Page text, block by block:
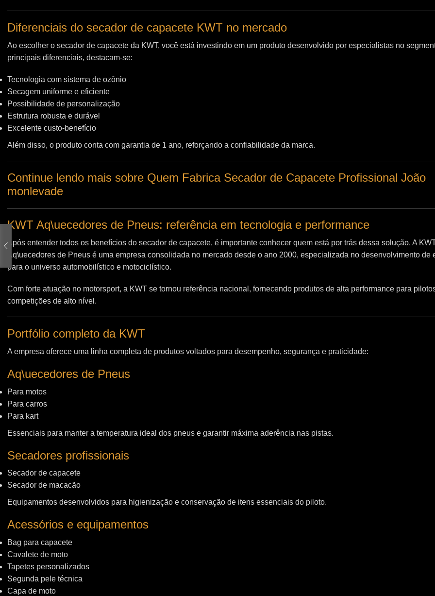
Diferenciais do secador de capacete KWT no mercado
Ao escolher o secador de capacete da KWT, você está investindo em um produto desenvolvido por especialistas no
principais diferenciais, destacam-se:
Tecnologia com sistema de ozônio
Secagem uniforme e eficiente
Possibilidade de personalização
Estrutura robusta e durável
Excelente custo-benefício
Além disso, o produto conta com garantia de 1 ano, reforçando a confiabilidade da marca.
Continue lendo mais sobre Quem Fabrica Secador de Capacete Profissional João
monlevade
KWT Aq\uecedores de Pneus: referência em tecnologia e performance
Após entender todos os benefícios do secador de capacete, é importante conhecer quem está por trás dessa solução. A
Aq\uecedores de Pneus é uma empresa consolidada no mercado desde o ano 2000, especializada no desenvolvimento de
para o universo automobilístico e motociclístico.
Com forte atuação no motorsport, a KWT se tornou referência nacional, fornecendo produtos de alta performance para
competições de alto nível.
Portfólio completo da KWT
A empresa oferece uma linha completa de produtos voltados para desempenho, segurança e praticidade:
Aq\uecedores de Pneus
Para motos
Para carros
Para kart
Essenciais para manter a temperatura ideal dos pneus e garantir máxima aderência nas pistas.
Secadores profissionais
Secador de capacete
Secador de macacão
Equipamentos desenvolvidos para higienização e conservação de itens essenciais do piloto.
Acessórios e equipamentos
Bag para capacete
Cavalete de moto
Tapetes personalizados
Segunda pele técnica
Capa de moto